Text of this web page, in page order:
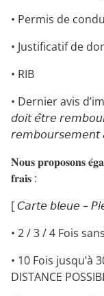
• Permis de
• Justificatif de
• RIB
• Dernier avis
𝘥𝘰𝘪𝘵 𝘦̂𝘵𝘳𝘦
𝘳𝘦𝘮𝘣𝘰𝘶𝘳𝘴𝘦𝘮𝘦𝘯𝘵
𝐍𝐨𝐮𝐬 𝐩𝐫𝐨𝐩𝐨𝐬𝐨𝐧𝐬
𝐟𝐫𝐚𝐢𝐬 :
[ 𝘊𝘢𝘳𝘵𝘦 𝘣𝘭𝘦𝘶𝘦 –
• 2 / 3 / 4 Fois
• 10 Fois jusqu’à
DISTANCE